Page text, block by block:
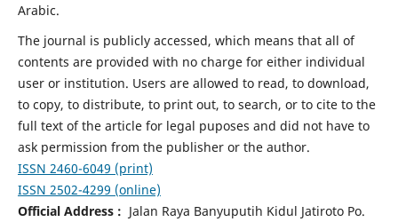
Arabic.
The journal is publicly accessed, which means that all of
contents are provided with no charge for either individual
user or institution. Users are allowed to read, to download,
to copy, to distribute, to print out, to search, or to cite to the
full text of the article for legal puposes and did not have to
ask permission from the publisher or the author.
ISSN 2460-6049 (print)
ISSN 2502-4299 (online)
Official Address : Jalan Raya Banyuputih Kidul Jatiroto Po.